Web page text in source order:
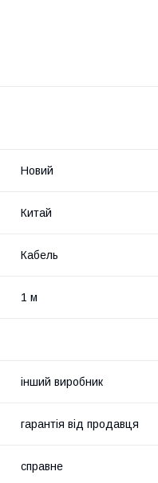
Новий
Китай
Кабель
1 м
інший виробник
гарантія від продавця
справне